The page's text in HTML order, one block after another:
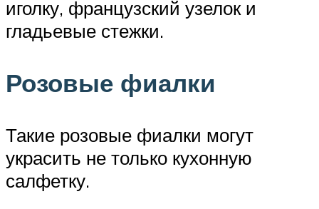
иголку, французский узелок и
гладьевые стежки.
Розовые фиалки
Такие розовые фиалки могут
украсить не только кухонную
салфетку.